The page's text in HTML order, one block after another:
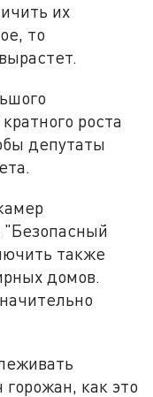
их
то
роста
депутаты
также
домов.
как это